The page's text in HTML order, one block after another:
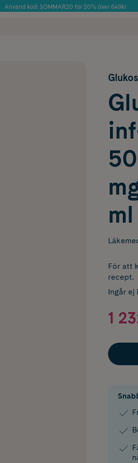
Använd kod: SOMMAR20 för 20% över 649kr
ml
För att
recept.
Ingår ej
1